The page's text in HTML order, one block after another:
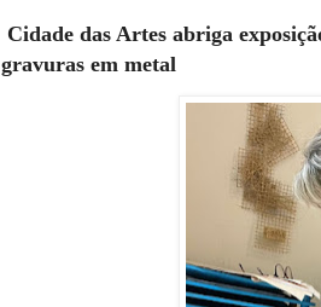
Cidade das Artes abriga
gravuras em metal